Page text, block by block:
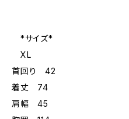
*サイズ*
XL
首回り 42
着丈 74
肩幅 45